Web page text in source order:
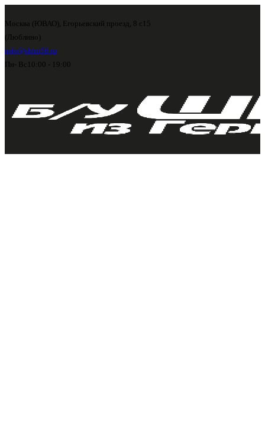
Москва (ЮВАО), Егорьевский проезд, 8 с15
(Люблино)
info@shini56.ru
Пн- Вс 10:00 - 19:00